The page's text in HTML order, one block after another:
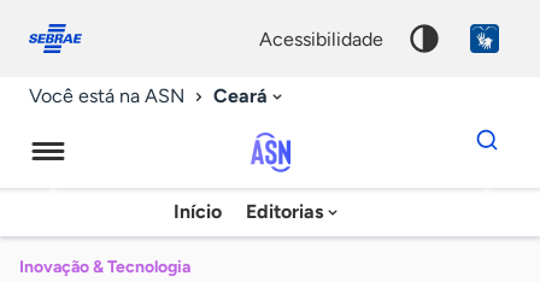
conosco
acessibilidade
Você está na ASN Ceará
Agência
Sebrae
Início Editorias
Dados
para
chave
Inovação & Tecnologia